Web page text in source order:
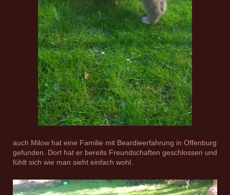
auch Milow hat eine Familie mit Beardieerfahrung in Offenburg
gefunden. Dort hat er bereits Freundschaften geschlossen und
fühlt sich wie man sieht einfach wohl.